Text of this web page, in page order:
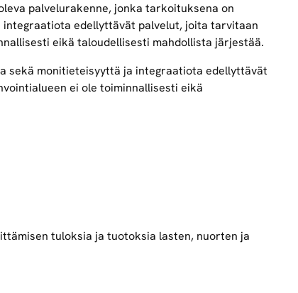
palvelurakenne, jonka tarkoituksena on
edellyttävät palvelut, joita tarvitaan
eikä taloudellisesti mahdollista järjestää.
sekä monitieteisyyttä ja integraatiota edellyttävät
ei ole toiminnallisesti eikä
tuloksia ja tuotoksia lasten, nuorten ja